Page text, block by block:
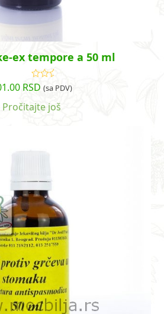
ex tempore a 50 ml
Ocenjeno
sa5.00od
RSD (sa PDV)
Pročitajte još